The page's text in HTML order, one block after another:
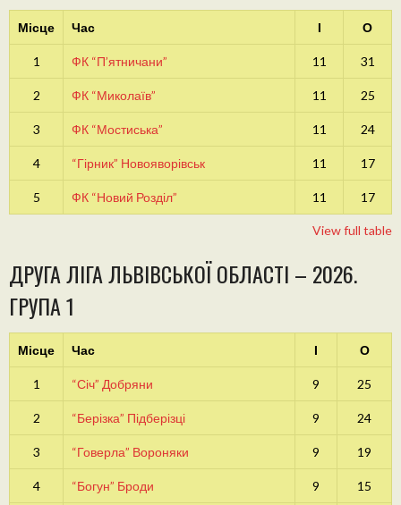
Місце Час І О
1 ФК “П’ятничани” 11 31
2 ФК “Миколаїв” 11 25
3 ФК “Мостиська” 11 24
4 “Гірник” Новояворівськ 11 17
5 ФК “Новий Розділ” 11 17
View full table
ДРУГА ЛІГА ЛЬВІВСЬКОЇ ОБЛАСТІ – 2026.
ГРУПА 1
Місце Час І О
1 “Січ” Добряни 9 25
2 “Берізка” Підберізці 9 24
3 “Говерла” Вороняки 9 19
4 “Богун” Броди 9 15